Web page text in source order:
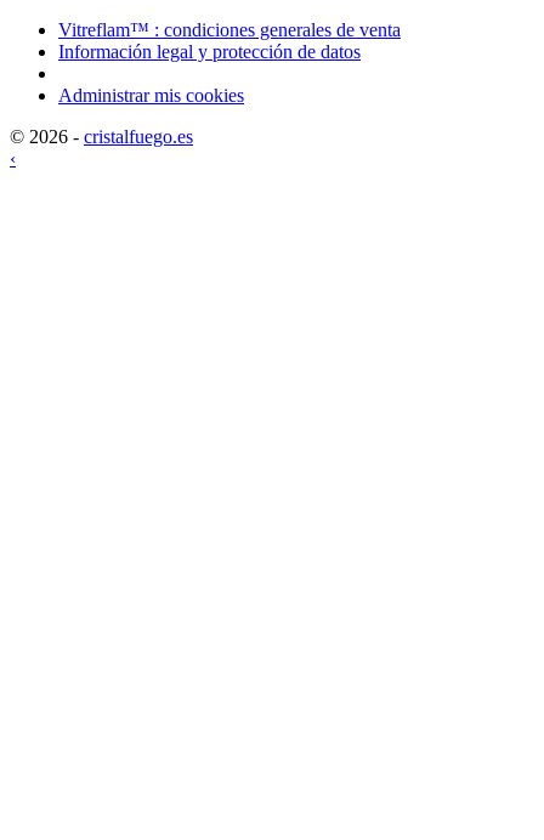
Vitreflam™ : condiciones generales de venta
Información legal y protección de datos
Administrar mis cookies
© 2026 - cristalfuego.es
‹